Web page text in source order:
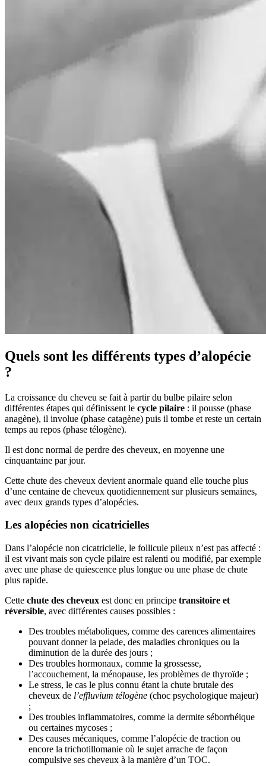
Quels sont les différents types d’alopécie
?
La croissance du cheveu se fait à partir du bulbe pilaire selon
différentes étapes qui définissent le cycle pilaire : il pousse (phase
anagène), il involue (phase catagène) puis il tombe et reste un certain
temps au repos (phase télogène).
Il est donc normal de perdre des cheveux, en moyenne une
cinquantaine par jour.
Cette chute des cheveux devient anormale quand elle touche plus
d’une centaine de cheveux quotidiennement sur plusieurs semaines,
avec deux grands types d’alopécies.
Les alopécies non cicatricielles
Dans l’alopécie non cicatricielle, le follicule pileux n’est pas affecté :
il est vivant mais son cycle pilaire est ralenti ou modifié, par exemple
avec une phase de quiescence plus longue ou une phase de chute
plus rapide.
Cette chute des cheveux est donc en principe transitoire et
réversible, avec différentes causes possibles :
Des troubles métaboliques, comme des carences alimentaires
pouvant donner la pelade, des maladies chroniques ou la
diminution de la durée des jours ;
Des troubles hormonaux, comme la grossesse,
l’accouchement, la ménopause, les problèmes de thyroïde ;
Le stress, le cas le plus connu étant la chute brutale des
cheveux de l’effluvium télogène (choc psychologique majeur)
;
Des troubles inflammatoires, comme la dermite séborrhéique
ou certaines mycoses ;
Des causes mécaniques, comme l’alopécie de traction ou
encore la trichotillomanie où le sujet arrache de façon
compulsive ses cheveux à la manière d’un TOC.